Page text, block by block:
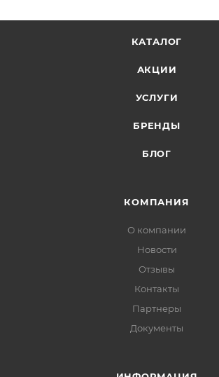
КАТАЛОГ
АКЦИИ
УСЛУГИ
БРЕНДЫ
БЛОГ
КОМПАНИЯ
О компании
Новости
Отзывы
Контакты
Партнеры
Документы